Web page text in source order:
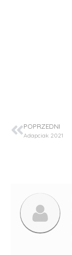
POPRZEDNI
Adapciak 2021